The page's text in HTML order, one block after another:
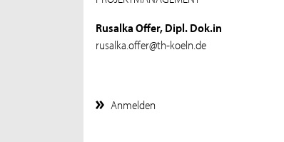
Rusalka Offer, Dipl. Dok.in
rusalka.offer@th-koeln.de
Anmelden